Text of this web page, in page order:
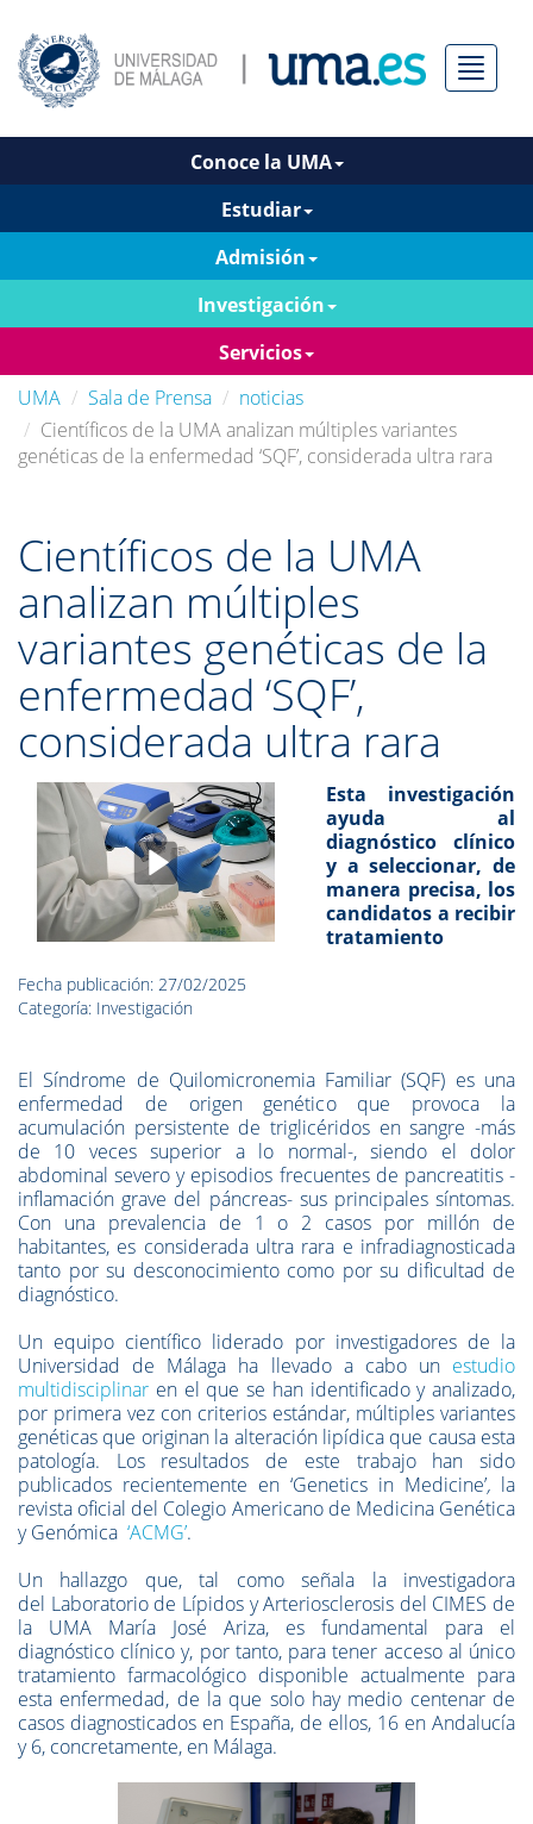
Menú
Conoce la UMA
Estudiar
Admisión
Investigación
Servicios
UMA
Sala de Prensa
noticias
Científicos de la UMA analizan múltiples variantes
genéticas de la enfermedad ‘SQF’, considerada ultra rara
Científicos de la UMA
analizan múltiples
variantes genéticas de la
enfermedad ‘SQF’,
considerada ultra rara
Esta investigación
ayuda al
diagnóstico clínico
y a seleccionar, de
manera precisa, los
candidatos a recibir
tratamiento
Fecha publicación: 27/02/2025
Categoría: Investigación
El Síndrome de Quilomicronemia Familiar (SQF) es una
enfermedad de origen genético que provoca la
acumulación persistente de triglicéridos en sangre -más
de 10 veces superior a lo normal-, siendo el dolor
abdominal severo y episodios frecuentes de pancreatitis -
inflamación grave del páncreas- sus principales síntomas.
Con una prevalencia de 1 o 2 casos por millón de
habitantes, es considerada ultra rara e infradiagnosticada
tanto por su desconocimiento como por su dificultad de
diagnóstico.
Un equipo científico liderado por investigadores de la
Universidad de Málaga ha llevado a cabo un estudio
multidisciplinar en el que se han identificado y analizado,
por primera vez con criterios estándar, múltiples variantes
genéticas que originan la alteración lipídica que causa esta
patología. Los resultados de este trabajo han sido
publicados recientemente en ‘Genetics in Medicine’, la
revista oficial del Colegio Americano de Medicina Genética
y Genómica ‘ACMG’.
Un hallazgo que, tal como señala la investigadora
del Laboratorio de Lípidos y Arteriosclerosis del CIMES de
la UMA María José Ariza, es fundamental para el
diagnóstico clínico y, por tanto, para tener acceso al único
tratamiento farmacológico disponible actualmente para
esta enfermedad, de la que solo hay medio centenar de
casos diagnosticados en España, de ellos, 16 en Andalucía
y 6, concretamente, en Málaga.